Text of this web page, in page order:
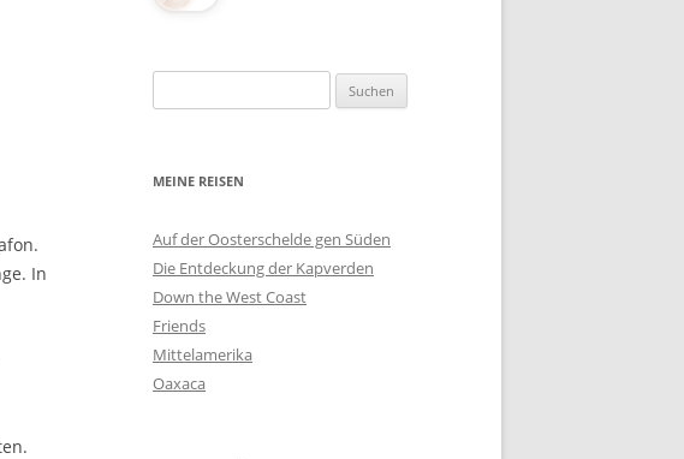
In
nach:
MEINE REISEN
Auf der Oosterschelde gen Süden
Die Entdeckung der Kapverden
Down the West Coast
Friends
Mittelamerika
Oaxaca